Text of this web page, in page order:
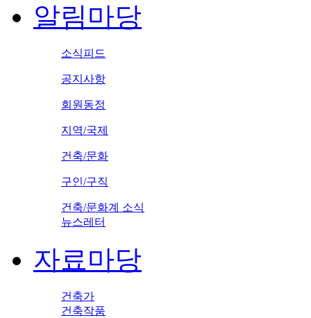
알림마당
소식피드
공지사항
회원동정
지역/국제
건축/문화
구인/구직
건축/문화계 소식
뉴스레터
자료마당
건축가
건축작품